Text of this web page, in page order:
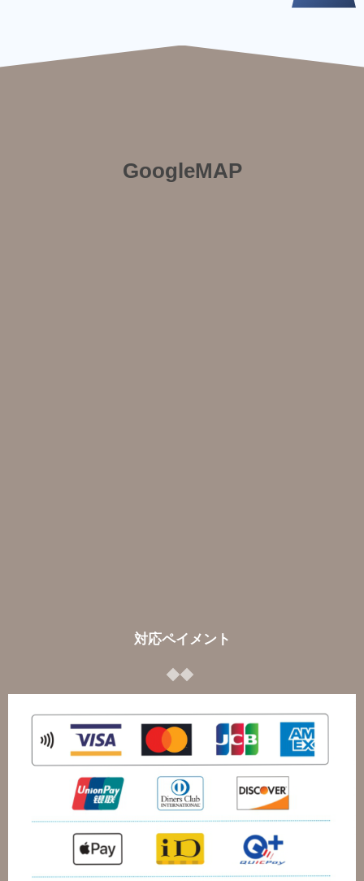
GoogleMAP
対応ペイメント